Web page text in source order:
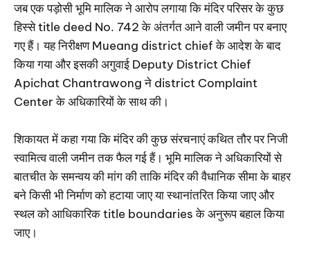
जब एक पड़ोसी भूमि मालिक ने आरोप लगाया कि मंदिर परिसर के कुछ
हिस्से title deed No. 742 के अंतर्गत आने वाली जमीन पर बनाए
गए हैं। यह निरीक्षण Mueang district chief के आदेश के बाद
किया गया और इसकी अगुवाई Deputy District Chief
Apichat Chantrawong ने district Complaint
Center के अधिकारियों के साथ की।
शिकायत में कहा गया कि मंदिर की कुछ संरचनाएं कथित तौर पर निजी
स्वामित्व वाली जमीन तक फैल गई हैं। भूमि मालिक ने अधिकारियों से
बातचीत के समन्वय की मांग की ताकि मंदिर की वैधानिक सीमा के बाहर
बने किसी भी निर्माण को हटाया जाए या स्थानांतरित किया जाए और
स्थल को आधिकारिक title boundaries के अनुरूप बहाल किया
जाए।